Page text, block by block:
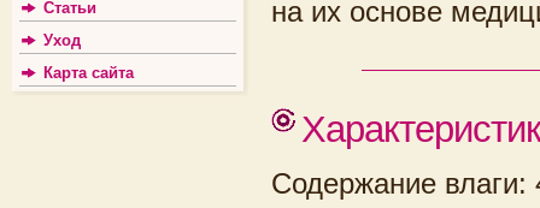
Статьи
Уход
Карта сайта
на их основе
Содержание влаги: